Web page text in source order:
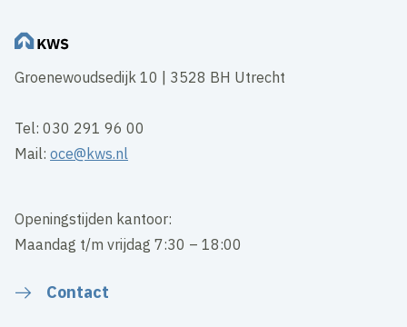
Groenewoudsedijk 10 | 3528 BH Utrecht
Tel: 030 291 96 00
Mail:oce@kws.nl
Openingstijden kantoor:
Maandag t/m vrijdag 7:30 – 18:00
Contact